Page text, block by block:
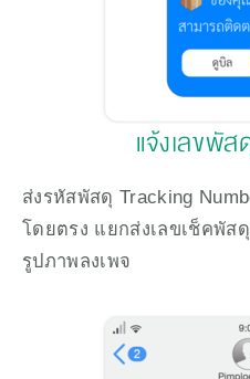
แจ้งเลขพั
ส่งรหัสพัสดุ Tracking
โดยตรง แยกส่งเลขเช็คพัส
รูปภาพลงเพจ